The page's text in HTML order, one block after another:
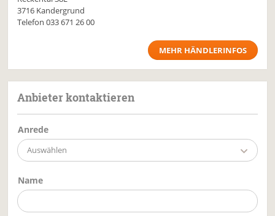
3716 Kandergrund
Telefon033 671 26 00
MEHR HÄNDLERINFOS
Anbieter kontaktieren
Anrede
Auswählen
Name